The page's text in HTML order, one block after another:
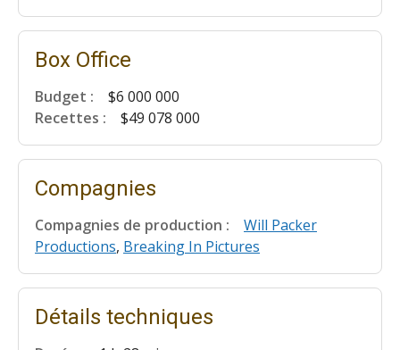
Box Office
Budget :
$6 000 000
Recettes :
$49 078 000
Compagnies
Compagnies de production :
Will Packer
Productions, Breaking In Pictures
Détails techniques